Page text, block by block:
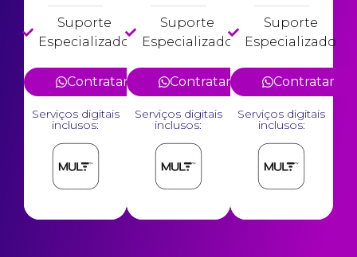
Suporte
Especializado
Contratar
Serviços digitais
inclusos:
Suporte
Especializado
Contratar
Serviços digitais
inclusos:
Suporte
Especializado
Contratar
Serviços digitais
inclusos: